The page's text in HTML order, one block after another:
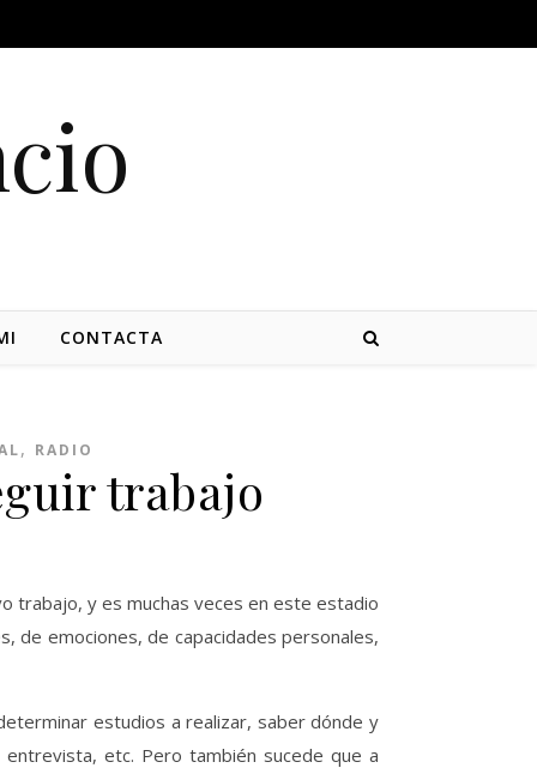
CONTACTA
, RADIO
trabajo
trabajo, y es muchas veces en este estadio
de emociones, de capacidades personales,
estudios a realizar, saber dónde y
etc. Pero también sucede que a